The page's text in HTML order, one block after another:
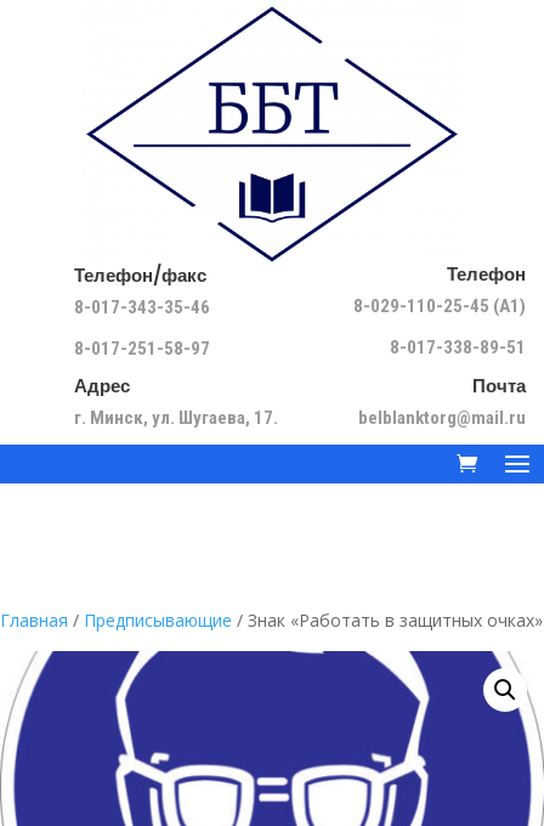
Телефон
8-029-110-25-45 (A1)
8-017-338-89-51
Телефон/факс
8-017-343-35-46
8-017-251-58-97
Почта
belblanktorg@mail.ru
Адрес
г. Минск, ул. Шугаева, 17.
Главная / Предписывающие / Знак «Работать в защитных очках»